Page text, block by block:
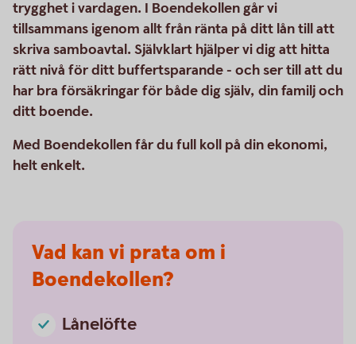
trygghet i vardagen. I Boendekollen går vi
tillsammans igenom allt från ränta på ditt lån till att
skriva samboavtal. Självklart hjälper vi dig att hitta
rätt nivå för ditt buffertsparande - och ser till att du
har bra försäkringar för både dig själv, din familj och
ditt boende.
Med Boendekollen får du full koll på din ekonomi,
helt enkelt.
Vad kan vi prata om i
Boendekollen?
Lånelöfte